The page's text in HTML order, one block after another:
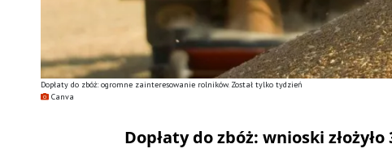
Dopłaty do zbóż: ogromne zainteresowanie rolników. Został tylko tydzień
Canva
Dopłaty do zbóż: wnioski